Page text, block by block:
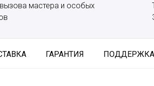
мастера и особых
ГАРАНТИЯ ПОДДЕРЖКА